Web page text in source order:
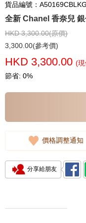
貨品編號：
全新 Chanel 香奈兒
HKD 3,300.00(原價)
3,300.00(參考價)
HKD 3,300.00 (
節省: 0%
價格調整通知
分享給朋友